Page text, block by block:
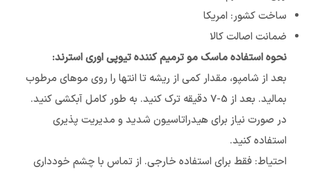
ساخت کشور: امریکا
ضمانت اصالت کالا
نحوه استفاده ماسک مو ترمیم کننده تیوپی اوری استرند:
بعد از شامپو، مقدار کمی از ریشه تا انتها را روی موهای مرطوب
بمالید. بعد از 5-7 دقیقه ترک کنید. به طور کامل آبکشی کنید.
در صورت نیاز برای هیدراتاسیون شدید و مدیریت پذیری
استفاده کنید.
احتیاط: فقط برای استفاده خارجی. از تماس با چشم خودداری